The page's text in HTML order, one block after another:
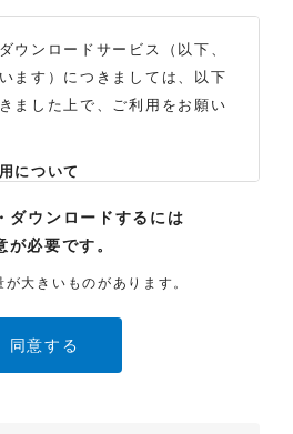
ウンロードサービス（以下、
ます）につきましては、以下
ました上で、ご利用をお願い
について
かつ、個人的にご利用する場
ダウンロードすることができ
での閲覧またはダウンロード
ことはできません。
データ提供が可能な取扱説明書
ダウンロードするには
が必要です。
大きいものがあります。